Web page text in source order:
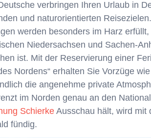
verbringen Ihren Urlaub in
und naturorientierten
werden besonders im Harz
Niedersachsen und Sachen-
ist. Mit der Reservierung einer
Nordens“ erhalten Sie Vorzüge
die angenehme private
im Norden genau an den
SchierkeAusschau hält, wird mit
fündig.